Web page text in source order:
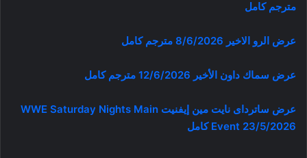
مترجم كامل
عرض الرو الاخير 8/6/2026 مترجم كامل
عرض سماك داون الأخير 12/6/2026 مترجم كامل
عرض ساترداى نايت مين إيفنيت WWE Saturday Nights Main
Event 23/5/2026 كامل